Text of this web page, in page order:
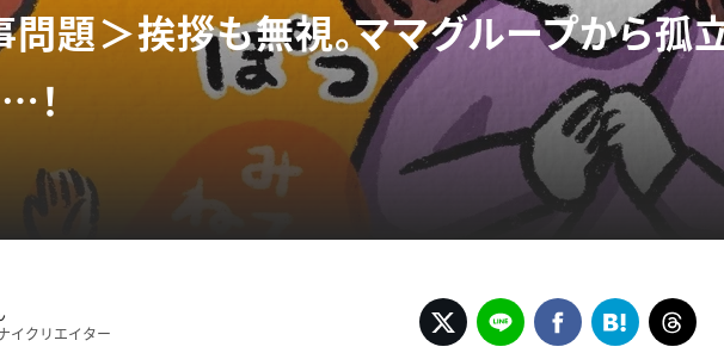
題＞挨拶も無視。ママグループから孤
！
イクリエイター